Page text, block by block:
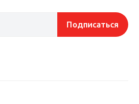
Подписаться